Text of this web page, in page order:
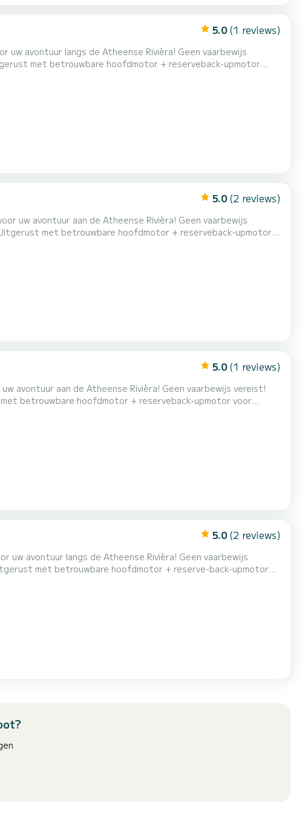
5.0 (1 reviews)
langs de Atheense Rivièra! Geen vaarbewijs
met betrouwbare hoofdmotor + reserveback-upmotor
bed, eettafel, buitendouche en complete
5.0 (2 reviews)
aan de Atheense Rivièra! Geen vaarbewijs
met betrouwbare hoofdmotor + reserveback-upmotor
bed, eettafel, buitendouche en volledige
5.0 (1 reviews)
Atheense Rivièra! Geen vaarbewijs vereist!
betrouwbare hoofdmotor + reserveback-upmotor voor
bed, eettafel, buitendouche en complete
5.0 (2 reviews)
langs de Atheense Rivièra! Geen vaarbewijs
met betrouwbare hoofdmotor + reserve-back-upmotor
bed, eettafel, buitendouche en complete